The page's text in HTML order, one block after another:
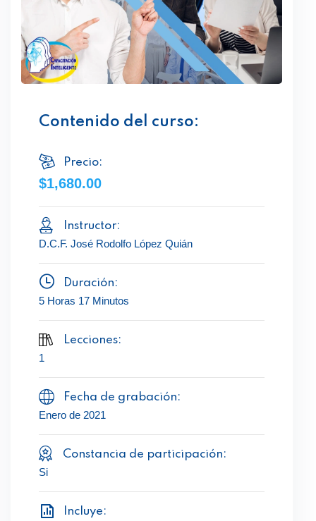
Contenido del curso:
Precio:
$1,680.00
Instructor:
D.C.F. José Rodolfo López Quián
Duración:
5 Horas 17 Minutos
Lecciones:
1
Fecha de grabación:
Enero de 2021
Constancia de participación:
Si
Incluye: